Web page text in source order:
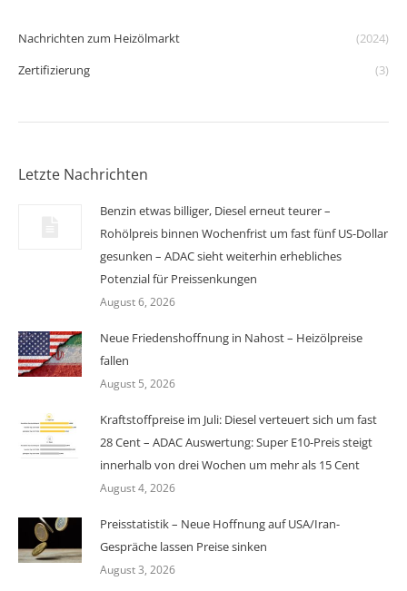
Nachrichten zum Heizölmarkt
(2024)
Zertifizierung
(3)
Letzte Nachrichten
Benzin etwas billiger, Diesel erneut teurer –
Rohölpreis binnen Wochenfrist um fast fünf US-Dollar
gesunken – ADAC sieht weiterhin erhebliches
Potenzial für Preissenkungen
August 6, 2026
Neue Friedenshoffnung in Nahost – Heizölpreise
fallen
August 5, 2026
Kraftstoffpreise im Juli: Diesel verteuert sich um fast
28 Cent – ADAC Auswertung: Super E10-Preis steigt
innerhalb von drei Wochen um mehr als 15 Cent
August 4, 2026
Preisstatistik – Neue Hoffnung auf USA/Iran-
Gespräche lassen Preise sinken
August 3, 2026